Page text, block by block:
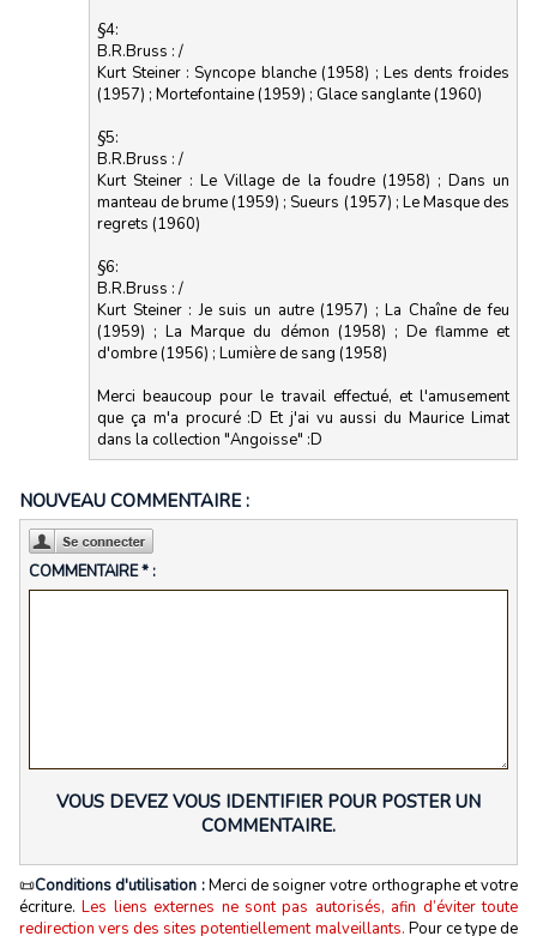
§4:
B.R.Bruss : /
Kurt Steiner : Syncope blanche (1958) ; Les dents froides
(1957) ; Mortefontaine (1959) ; Glace sanglante (1960)
§5:
B.R.Bruss : /
Kurt Steiner : Le Village de la foudre (1958) ; Dans un
manteau de brume (1959) ; Sueurs (1957) ; Le Masque des
regrets (1960)
§6:
B.R.Bruss : /
Kurt Steiner : Je suis un autre (1957) ; La Chaîne de feu
(1959) ; La Marque du démon (1958) ; De flamme et
d'ombre (1956) ; Lumière de sang (1958)
Merci beaucoup pour le travail effectué, et l'amusement
que ça m'a procuré :D Et j'ai vu aussi du Maurice Limat
dans la collection "Angoisse" :D
NOUVEAU COMMENTAIRE :
COMMENTAIRE * :
VOUS DEVEZ VOUS IDENTIFIER POUR POSTER UN
COMMENTAIRE.
📜Conditions d'utilisation :Merci de soigner votre orthographe et votre
écriture.Les liens externes ne sont pas autorisés, afin d’éviter toute
redirection vers des sites potentiellement malveillants. Pour ce type de